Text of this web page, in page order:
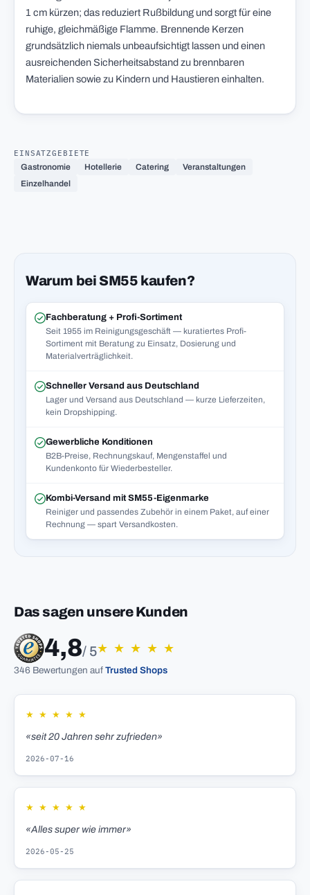
1 cm kürzen; das reduziert Rußbildung und sorgt für eine
ruhige, gleichmäßige Flamme. Brennende Kerzen
grundsätzlich niemals unbeaufsichtigt lassen und einen
ausreichenden Sicherheitsabstand zu brennbaren
Materialien sowie zu Kindern und Haustieren einhalten.
EINSATZGEBIETE
Gastronomie
Hotellerie Catering
Veranstaltungen
Einzelhandel
Warum bei SM55 kaufen?
Fachberatung + Profi-Sortiment
Seit 1955 im Reinigungsgeschäft — kuratiertes Profi-
Sortiment mit Beratung zu Einsatz, Dosierung und
Materialverträglichkeit.
Schneller Versand aus Deutschland
Lager und Versand aus Deutschland — kurze Lieferzeiten,
kein Dropshipping.
Gewerbliche Konditionen
B2B-Preise, Rechnungskauf, Mengenstaffel und
Kundenkonto für Wiederbesteller.
Kombi-Versand mit SM55-Eigenmarke
Reiniger und passendes Zubehör in einem Paket, auf einer
Rechnung — spart Versandkosten.
Das sagen unsere Kunden
4,8/ 5★ ★ ★ ★ ★
346 Bewertungen auf Trusted Shops
★ ★ ★ ★ ★
«seit 20 Jahren sehr zufrieden»
2026-07-16
★ ★ ★ ★ ★
«Alles super wie immer»
2026-05-25